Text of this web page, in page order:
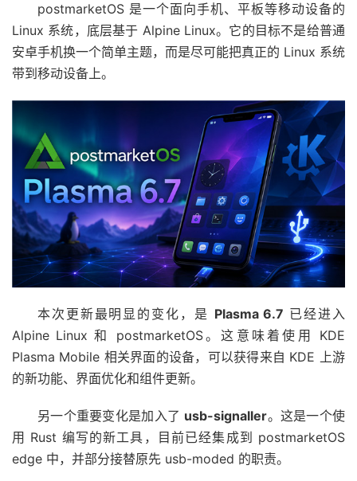
postmarketOS 是一个面向手机、平板等移动设备的
Linux 系统，底层基于 Alpine Linux。它的目标不是给普通
安卓手机换一个简单主题，而是尽可能把真正的 Linux 系统
带到移动设备上。
本次更新最明显的变化，是 Plasma 6.7 已经进入
Alpine Linux 和 postmarketOS。这意味着使用 KDE
Plasma Mobile 相关界面的设备，可以获得来自 KDE 上游
的新功能、界面优化和组件更新。
另一个重要变化是加入了 usb-signaller。这是一个使
用 Rust 编写的新工具，目前已经集成到 postmarketOS
edge 中，并部分接替原先 usb-moded 的职责。